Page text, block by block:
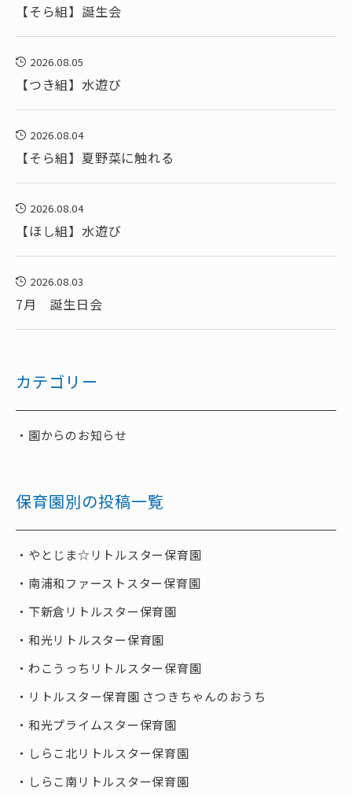
【そら組】誕生会
2026.08.05
【つき組】水遊び
2026.08.04
【そら組】夏野菜に触れる
2026.08.04
【ほし組】水遊び
2026.08.03
7月 誕生日会
カテゴリー
園からのお知らせ
保育園別の投稿一覧
やとじま☆リトルスター保育園
南浦和ファーストスター保育園
下新倉リトルスター保育園
和光リトルスター保育園
わこうっちリトルスター保育園
リトルスター保育園 さつきちゃんのおうち
和光プライムスター保育園
しらこ北リトルスター保育園
しらこ南リトルスター保育園